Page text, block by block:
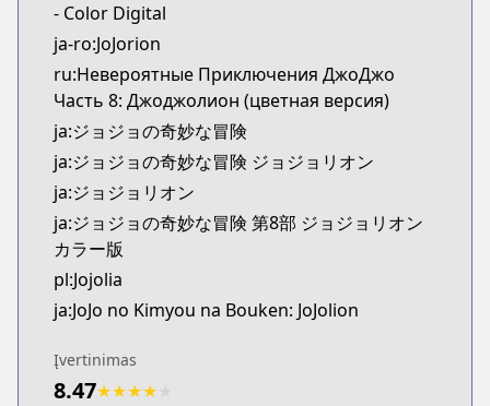
- Color Digital
ja-ro:JoJorion
ru:Невероятные Приключения ДжоДжо
Часть 8: Джоджолион (цветная версия)
ja:ジョジョの奇妙な冒険
ja:ジョジョの奇妙な冒険 ジョジョリオン
ja:ジョジョリオン
ja:ジョジョの奇妙な冒険 第8部 ジョジョリオン
カラー版
pl:Jojolia
ja:JoJo no Kimyou na Bouken: JoJolion
Įvertinimas
8.47★★★★